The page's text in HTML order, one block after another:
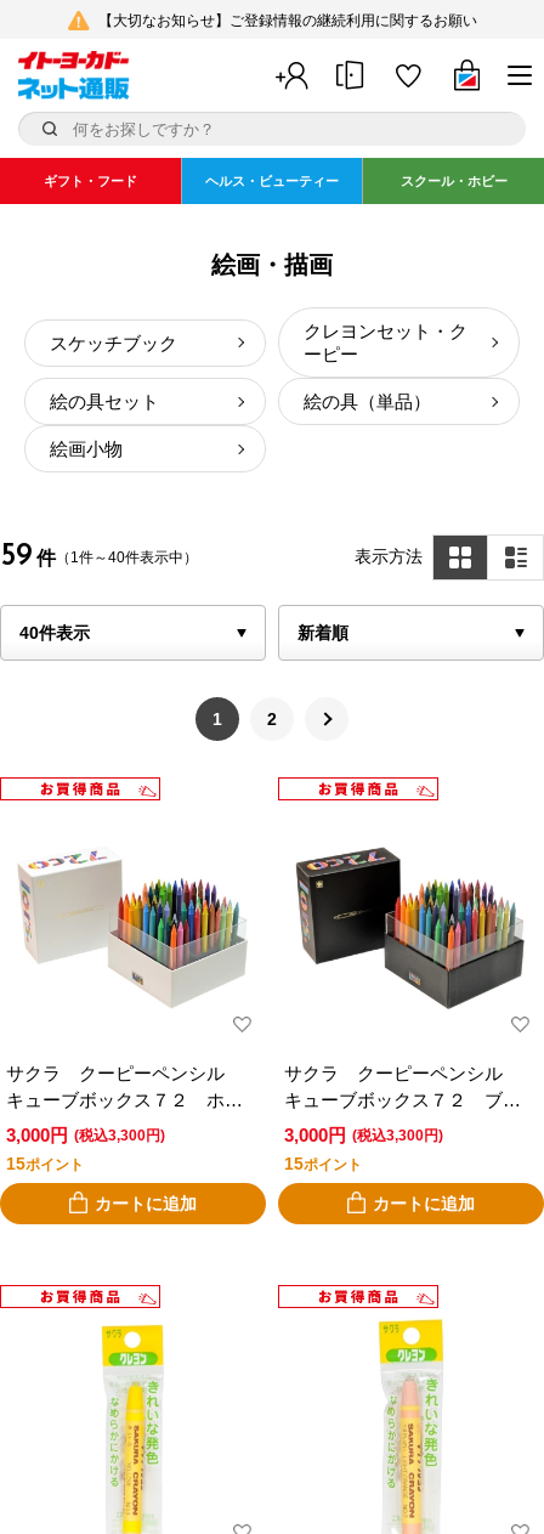
【大切なお知らせ】ご登録情報の継続利用に関するお願い
ギフト・フード ヘルス・ビューティー スクール・ホビー
絵画・描画
スケッチブック
クレヨンセット・ク
ーピー
絵の具セット 絵の具（単品）
絵画小物
59 件（1件～40件表示中） 表示方法
1 2
サクラ クーピーペンシル
キューブボックス７２ ホワ
イト
3,000円 (税込3,300円)
15ポイント
カートに追加
サクラ クーピーペンシル
キューブボックス７２ ブラ
ック
3,000円 (税込3,300円)
15ポイント
カートに追加